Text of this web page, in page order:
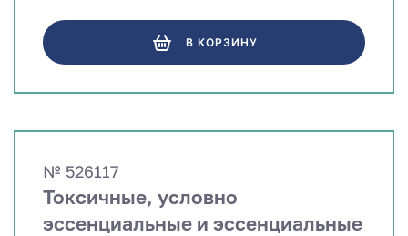
В КОРЗИНУ
№ 526117
Токсичные, условно
эссенциальные и эссенциальные